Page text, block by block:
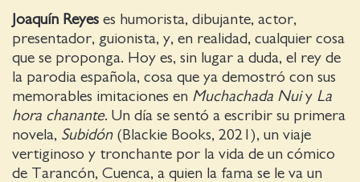
Joaquín Reyes es humorista, dibujante, actor,
presentador, guionista, y, en realidad, cualquier cosa
que se proponga. Hoy es, sin lugar a duda, el rey de
la parodia española, cosa que ya demostró con sus
memorables imitaciones en Muchachada Nuiy La
hora chanante. Un día se sentó a escribir su primera
novela, Subidón(Blackie Books, 2021), un viaje
vertiginoso y tronchante por la vida de un cómico
de Tarancón, Cuenca, a quien la fama se le va un